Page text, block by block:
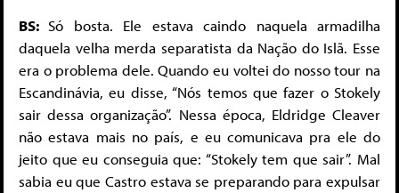
BS: Só bosta. Ele estava caindo naquela armadilha
daquela velha merda separatista da Nação do Islã. Esse
era o problema dele. Quando eu voltei do nosso tour na
Escandinávia, eu disse, “Nós temos que fazer o Stokely
sair dessa organização”. Nessa época, Eldridge Cleaver
não estava mais no país, e eu comunicava pra ele do
jeito que eu conseguia que: “Stokely tem que sair”. Mal
sabia eu que Castro estava se preparando para expulsar